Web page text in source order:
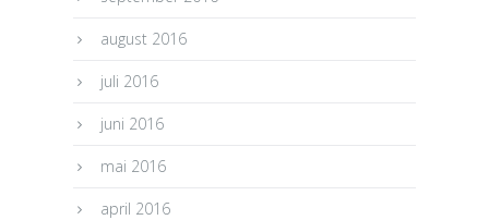
august 2016
juli 2016
juni 2016
mai 2016
april 2016